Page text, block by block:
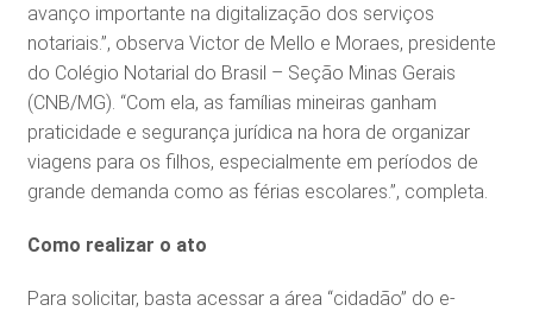
avanço importante na digitalização dos serviços
notariais.”, observa Victor de Mello e Moraes, presidente
do Colégio Notarial do Brasil – Seção Minas Gerais
(CNB/MG). “Com ela, as famílias mineiras ganham
praticidade e segurança jurídica na hora de organizar
viagens para os filhos, especialmente em períodos de
grande demanda como as férias escolares.”, completa.
Como realizar o ato
Para solicitar, basta acessar a área “cidadão” do e-